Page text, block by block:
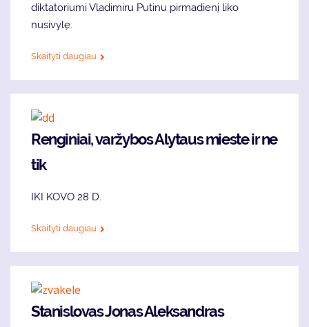
diktatoriumi Vladimiru Putinu pirmadienį liko
nusivylę.
Skaityti daugiau
Renginiai, varžybos Alytaus mieste ir ne
tik
IKI KOVO 28 D.
Skaityti daugiau
Stanislovas Jonas Aleksandras